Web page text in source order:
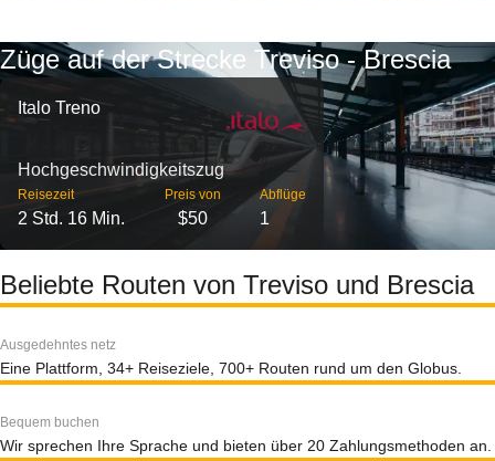
Züge auf der Strecke Treviso - Brescia
Italo Treno
Hochgeschwindigkeitszug
Reisezeit
2 Std. 16 Min.
Preis von
$50
Abflüge
1
Beliebte Routen von Treviso und Brescia
Ausgedehntes netz
Eine Plattform, 34+ Reiseziele, 700+ Routen rund um den Globus.
Bequem buchen
Wir sprechen Ihre Sprache und bieten über 20 Zahlungsmethoden an.